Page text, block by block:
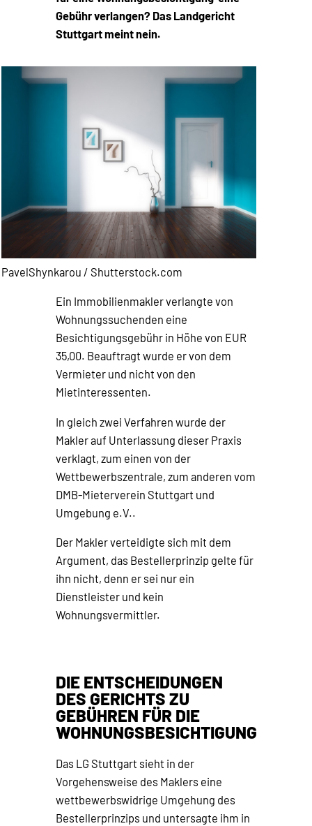
Gebühr verlangen? Das Landgericht
Stuttgart meint nein.
PavelShynkarou / Shutterstock.com
Ein Immobilienmakler verlangte von
Wohnungssuchenden eine
Besichtigungsgebühr in Höhe von EUR
35,00. Beauftragt wurde er von dem
Vermieter und nicht von den
Mietinteressenten.
In gleich zwei Verfahren wurde der
Makler auf Unterlassung dieser Praxis
verklagt, zum einen von der
Wettbewerbszentrale, zum anderen vom
DMB-Mieterverein Stuttgart und
Umgebung e.V..
Der Makler verteidigte sich mit dem
Argument, das Bestellerprinzip gelte für
ihn nicht, denn er sei nur ein
Dienstleister und kein
Wohnungsvermittler.
DIE ENTSCHEIDUNGEN
DES GERICHTS ZU
GEBÜHREN FÜR DIE
WOHNUNGSBESICHTIGUNG
Das LG Stuttgart sieht in der
Vorgehensweise des Maklers eine
wettbewerbswidrige Umgehung des
Bestellerprinzips und untersagte ihm in